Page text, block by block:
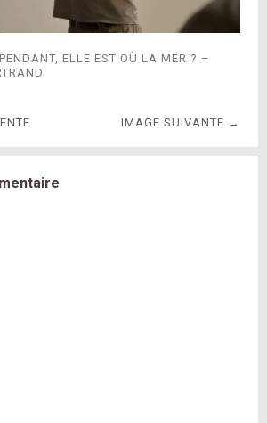
ELLE EST OÙ LA MER ? –
IMAGE SUIVANTE →